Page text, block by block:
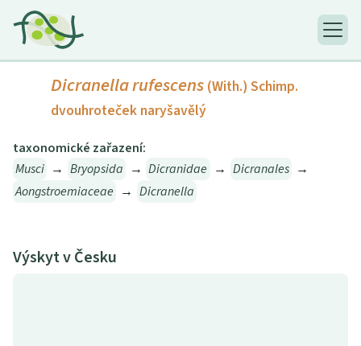
Dicranella rufescens (With.) Schimp.
dvouhroteček naryšavělý
taxonomické zařazení:
Musci → Bryopsida → Dicranidae → Dicranales →
Aongstroemiaceae → Dicranella
Výskyt v Česku